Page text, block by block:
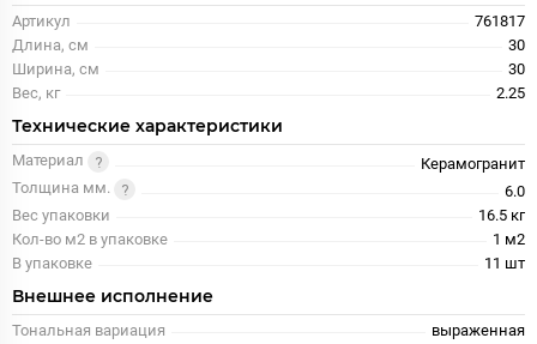
Артикул
761817
Длина, см
30
Ширина, см
30
Вес, кг
2.25
Технические характеристики
Материал
Керамогранит
Толщина мм.
6.0
Вес упаковки
16.5 кг
Кол-во м2 в упаковке
1 м2
В упаковке
11 шт
Внешнее исполнение
Тональная вариация
выраженная